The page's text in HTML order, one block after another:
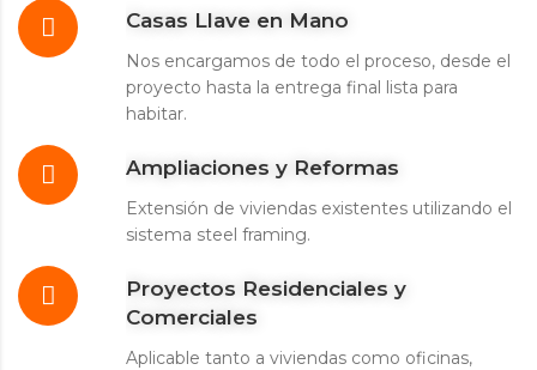
Casas Llave en Mano
Nos encargamos de todo el proceso, desde el
proyecto hasta la entrega final lista para
habitar.
Ampliaciones y Reformas
Extensión de viviendas existentes utilizando el
sistema steel framing.
Proyectos Residenciales y
Comerciales
Aplicable tanto a viviendas como oficinas,